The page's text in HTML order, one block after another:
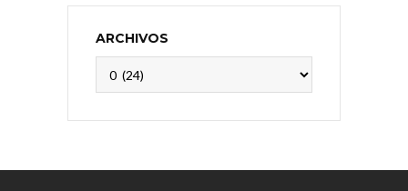
ARCHIVOS